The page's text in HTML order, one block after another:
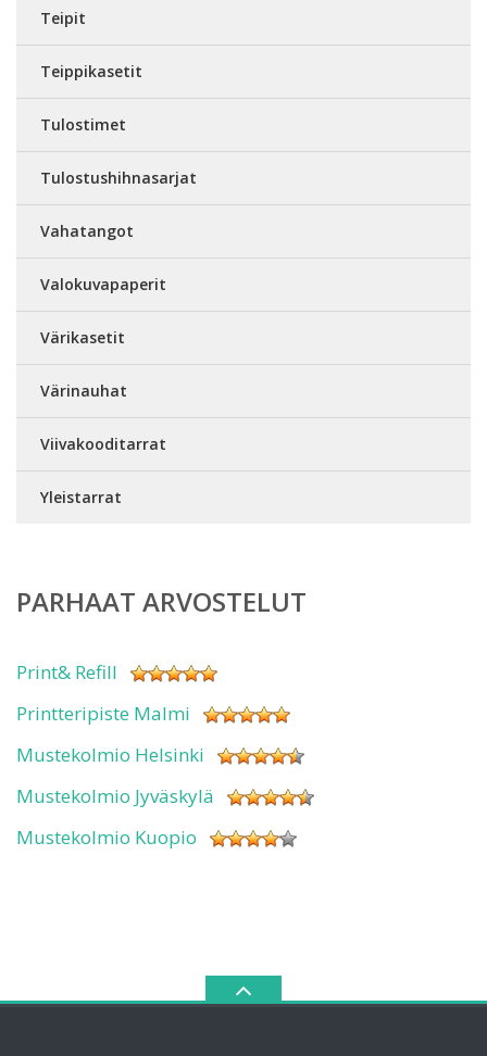
Teipit
Teippikasetit
Tulostimet
Tulostushihnasarjat
Vahatangot
Valokuvapaperit
Värikasetit
Värinauhat
Viivakooditarrat
Yleistarrat
PARHAAT ARVOSTELUT
Print& Refill
Printteripiste Malmi
Mustekolmio Helsinki
Mustekolmio Jyväskylä
Mustekolmio Kuopio